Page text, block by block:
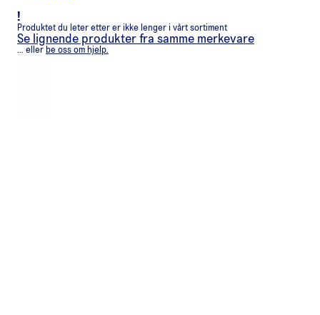
!
Produktet du leter etter er ikke lenger i vårt sortiment
Se lignende produkter fra samme merkevare
... eller be oss om hjelp.